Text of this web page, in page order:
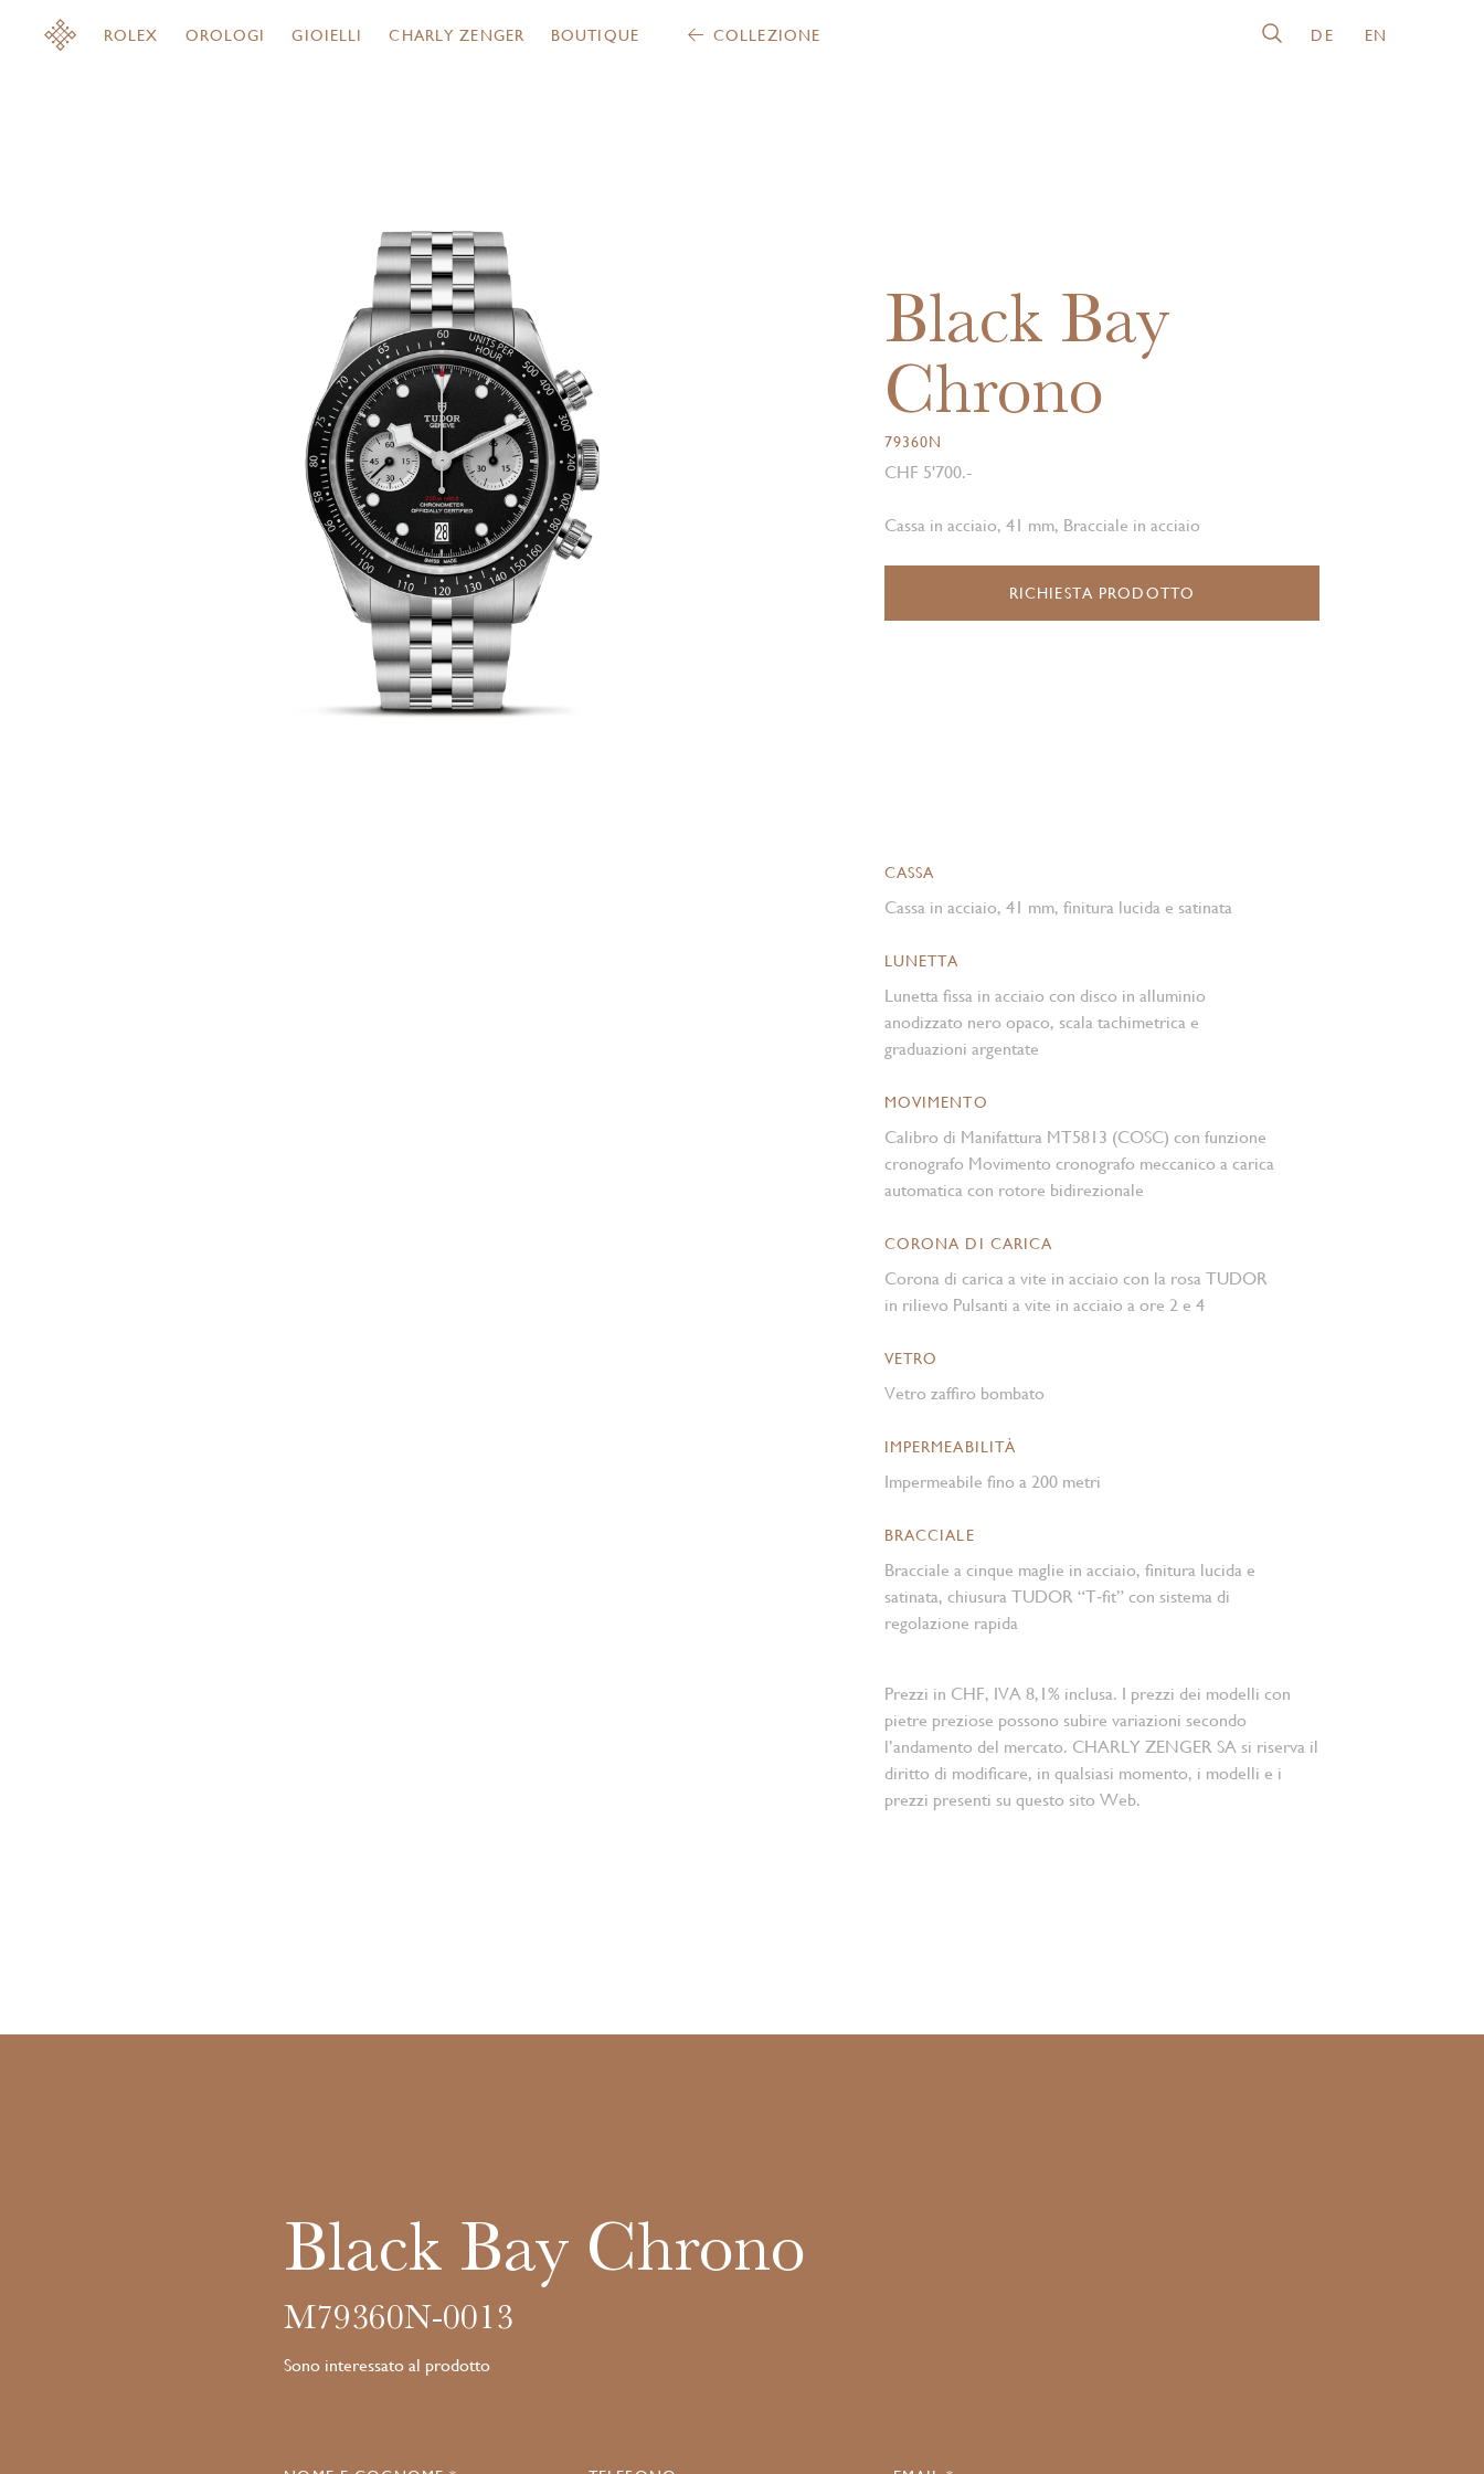
ROLEX OROLOGI GIOIELLI CHARLY ZENGER BOUTIQUE COLLEZIONE DE EN
Black Bay
Chrono
79360N
CHF 5'700.-
Cassa in acciaio, 41 mm, Bracciale in acciaio
RICHIESTA PRODOTTO
CASSA
Cassa in acciaio, 41 mm, finitura lucida e satinata
LUNETTA
Lunetta fissa in acciaio con disco in alluminio
anodizzato nero opaco, scala tachimetrica e
graduazioni argentate
MOVIMENTO
Calibro di Manifattura MT5813 (COSC) con funzione
cronografo Movimento cronografo meccanico a carica
automatica con rotore bidirezionale
CORONA DI CARICA
Corona di carica a vite in acciaio con la rosa TUDOR
in rilievo Pulsanti a vite in acciaio a ore 2 e 4
VETRO
Vetro zaffiro bombato
IMPERMEABILITÀ
Impermeabile fino a 200 metri
BRACCIALE
Bracciale a cinque maglie in acciaio, finitura lucida e
satinata, chiusura TUDOR “T‑fit” con sistema di
regolazione rapida
Prezzi in CHF, IVA 8,1% inclusa. I prezzi dei modelli con
pietre preziose possono subire variazioni secondo
l’andamento del mercato. CHARLY ZENGER SA si riserva il
diritto di modificare, in qualsiasi momento, i modelli e i
prezzi presenti su questo sito Web.
Black Bay Chrono
M79360N-0013
Sono interessato al prodotto